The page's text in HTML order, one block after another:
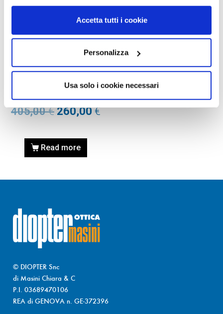
Accetta tutti i cookie
Personalizza
Usa solo i cookie necessari
OCCHIALI DA SOLE
Occhiale da sole Gucci
405,00€ 260,00€
Read more
© DIOPTER Snc
di Masini Chiara & C
P.I. 03689470106
REA di GENOVA n. GE-372396